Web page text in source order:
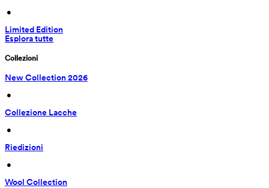
•
Limited Edition
Esplora tutte
Collezioni
New Collection 2026
•
Collezione Lacche
•
Riedizioni
•
Wool Collection